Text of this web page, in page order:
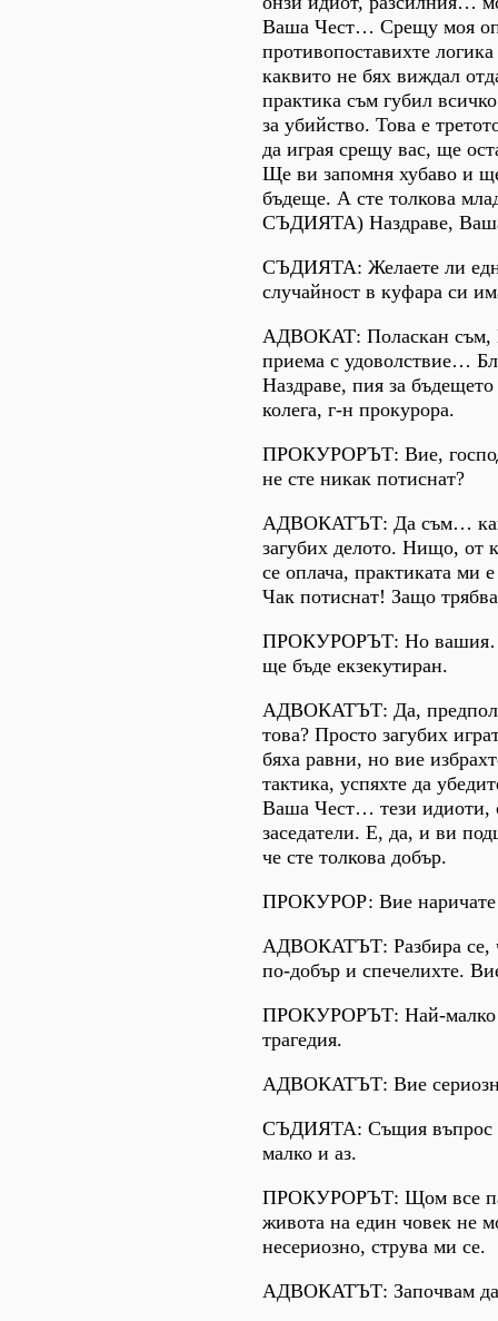
Ваша Чест… Срещу моя
противопоставихте
каквито не бях виждал
практика съм губил
за убийство. Това е
да играя срещу вас, ще
Ще ви запомня хубаво и
бъдеще. А сте толкова
СЪДИЯТА) Наздраве,
СЪДИЯТА: Желаете ли
случайност в куфара си
АДВОКАТ: Поласкан съм,
приема с удоволствие…
Наздраве, пия за
колега, г-н прокурора.
ПРОКУРОРЪТ: Вие,
не сте никак потиснат?
АДВОКАТЪТ: Да съм…
загубих делото. Нищо, от
се оплача, практиката ми
Чак потиснат! Защо
ПРОКУРОРЪТ: Но
ще бъде екзекутиран.
АДВОКАТЪТ: Да,
това? Просто загубих
бяха равни, но вие
тактика, успяхте да
Ваша Чест… тези идиоти,
заседатели. Е, да, и ви
че сте толкова добър.
ПРОКУРОР: Вие наричате
АДВОКАТЪТ: Разбира се,
по-добър и спечелихте.
ПРОКУРОРЪТ: Най-малко
трагедия.
АДВОКАТЪТ: Вие
СЪДИЯТА: Същия въпрос
малко и аз.
ПРОКУРОРЪТ: Щом все
живота на един човек не
несериозно, струва ми се.
АДВОКАТЪТ: Започвам да